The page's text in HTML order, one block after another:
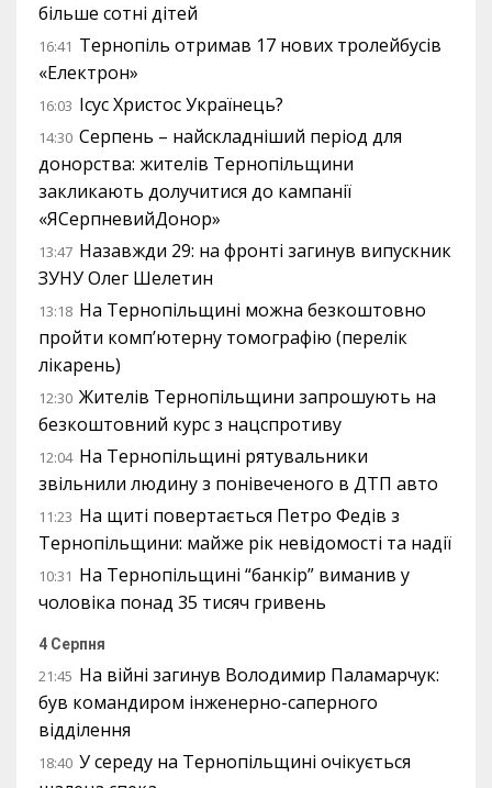
більше сотні дітей
16:41 Тернопіль отримав 17 нових тролейбусів
«Електрон»
16:03 Ісус Христос Українець?
14:30 Серпень – найскладніший період для
донорства: жителів Тернопільщини
закликають долучитися до кампанії
«ЯСерпневийДонор»
13:47 Назавжди 29: на фронті загинув випускник
ЗУНУ Олег Шелетин
13:18 На Тернопільщині можна безкоштовно
пройти комп’ютерну томографію (перелік
лікарень)
12:30 Жителів Тернопільщини запрошують на
безкоштовний курс з нацспротиву
12:04 На Тернопільщині рятувальники
звільнили людину з понівеченого в ДТП авто
11:23 На щиті повертається Петро Федів з
Тернопільщини: майже рік невідомості та надії
10:31 На Тернопільщині “банкір” виманив у
чоловіка понад 35 тисяч гривень
4 Серпня
21:45 На війні загинув Володимир Паламарчук:
був командиром інженерно-саперного
відділення
18:40 У середу на Тернопільщині очікується